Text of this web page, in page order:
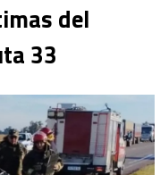
del
33